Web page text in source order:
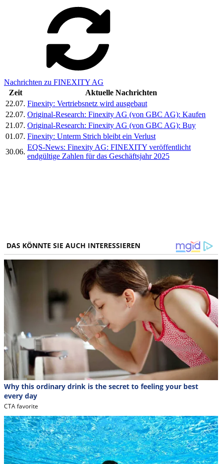
Nachrichten zu FINEXITY AG
Zeit
Aktuelle Nachrichten
22.07. Finexity: Vertriebsnetz wird ausgebaut
22.07. Original-Research: Finexity AG (von GBC AG): Kaufen
21.07. Original-Research: Finexity AG (von GBC AG): Buy
01.07. Finexity: Unterm Strich bleibt ein Verlust
30.06.
EQS-News: Finexity AG: FINEXITY veröffentlicht
endgültige Zahlen für das Geschäftsjahr 2025